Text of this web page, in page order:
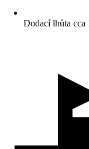
Dodací lhůta cca